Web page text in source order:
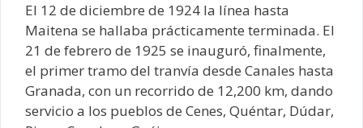
El 12 de diciembre de 1924 la línea hasta
Maitena se hallaba prácticamente terminada. El
21 de febrero de 1925 se inauguró, finalmente,
el primer tramo del tranvía desde Canales hasta
Granada, con un recorrido de 12,200 km, dando
servicio a los pueblos de Cenes, Quéntar, Dúdar,